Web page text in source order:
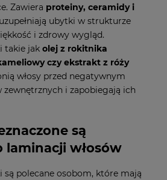
Zawiera proteiny, ceramidy i
ubytki w strukturze
i zdrowy wygląd.
takie jak olej z rokitnika
czy ekstrakt z róży
włosy przed negatywnym
zewnętrznych i zapobiegają ich
są
laminacji włosów
polecane osobom, które mają